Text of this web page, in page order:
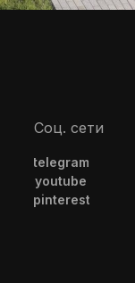
Соц. сети
pinterest
youtube
telegram